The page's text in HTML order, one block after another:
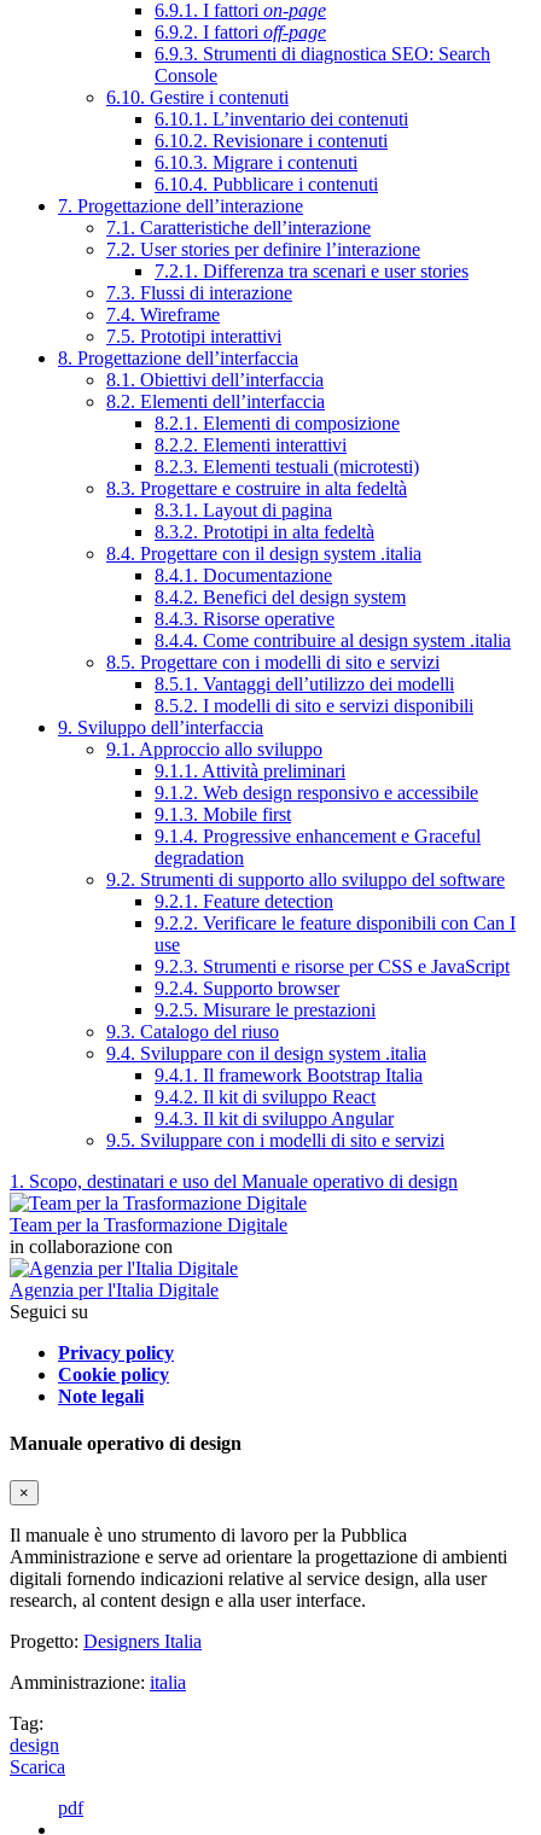
6.9.1. I fattori on-page
6.9.2. I fattori off-page
6.9.3. Strumenti di diagnostica SEO: Search
Console
6.10. Gestire i contenuti
6.10.1. L’inventario dei contenuti
6.10.2. Revisionare i contenuti
6.10.3. Migrare i contenuti
6.10.4. Pubblicare i contenuti
7. Progettazione dell’interazione
7.1. Caratteristiche dell’interazione
7.2. User stories per definire l’interazione
7.2.1. Differenza tra scenari e user stories
7.3. Flussi di interazione
7.4. Wireframe
7.5. Prototipi interattivi
8. Progettazione dell’interfaccia
8.1. Obiettivi dell’interfaccia
8.2. Elementi dell’interfaccia
8.2.1. Elementi di composizione
8.2.2. Elementi interattivi
8.2.3. Elementi testuali (microtesti)
8.3. Progettare e costruire in alta fedeltà
8.3.1. Layout di pagina
8.3.2. Prototipi in alta fedeltà
8.4. Progettare con il design system .italia
8.4.1. Documentazione
8.4.2. Benefici del design system
8.4.3. Risorse operative
8.4.4. Come contribuire al design system .italia
8.5. Progettare con i modelli di sito e servizi
8.5.1. Vantaggi dell’utilizzo dei modelli
8.5.2. I modelli di sito e servizi disponibili
9. Sviluppo dell’interfaccia
9.1. Approccio allo sviluppo
9.1.1. Attività preliminari
9.1.2. Web design responsivo e accessibile
9.1.3. Mobile first
9.1.4. Progressive enhancement e Graceful
degradation
9.2. Strumenti di supporto allo sviluppo del software
9.2.1. Feature detection
9.2.2. Verificare le feature disponibili con Can I
use
9.2.3. Strumenti e risorse per CSS e JavaScript
9.2.4. Supporto browser
9.2.5. Misurare le prestazioni
9.3. Catalogo del riuso
9.4. Sviluppare con il design system .italia
9.4.1. Il framework Bootstrap Italia
9.4.2. Il kit di sviluppo React
9.4.3. Il kit di sviluppo Angular
9.5. Sviluppare con i modelli di sito e servizi
1. Scopo, destinatari e uso del Manuale operativo di design
Team per la Trasformazione Digitale
in collaborazione con
Agenzia per l'Italia Digitale
Seguici su
Privacy policy
Cookie policy
Note legali
Manuale operativo di design
×
Il manuale è uno strumento di lavoro per la Pubblica
Amministrazione e serve ad orientare la progettazione di ambienti
digitali fornendo indicazioni relative al service design, alla user
research, al content design e alla user interface.
Progetto: Designers Italia
Amministrazione: italia
Tag:
design
Scarica
pdf